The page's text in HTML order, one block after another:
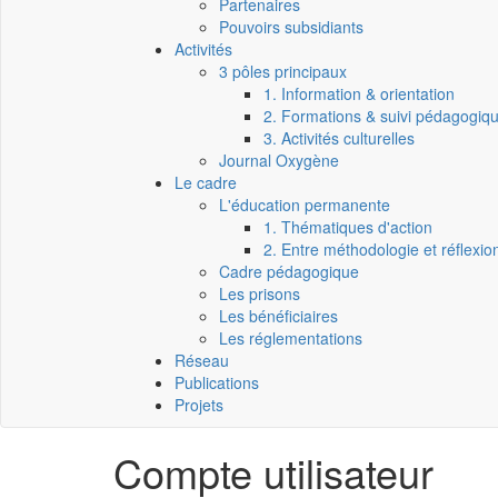
Partenaires
Pouvoirs subsidiants
Activités
3 pôles principaux
1. Information & orientation
2. Formations & suivi
3. Activités culturelles
Journal Oxygène
Le cadre
L'éducation permanente
1. Thématiques d'action
2. Entre méthodologie et
Cadre pédagogique
Les prisons
Les bénéficiaires
Les réglementations
Réseau
Publications
Projets
Compte utilisateur